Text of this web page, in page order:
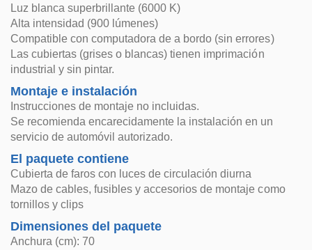
Luz blanca superbrillante (6000 K)
Alta intensidad (900 lúmenes)
Compatible con computadora de a bordo (sin errores)
Las cubiertas (grises o blancas) tienen imprimación
industrial y sin pintar.
Montaje e instalación
Instrucciones de montaje no incluidas.
Se recomienda encarecidamente la instalación en un
servicio de automóvil autorizado.
El paquete contiene
Cubierta de faros con luces de circulación diurna
Mazo de cables, fusibles y accesorios de montaje como
tornillos y clips
Dimensiones del paquete
Anchura (cm): 70